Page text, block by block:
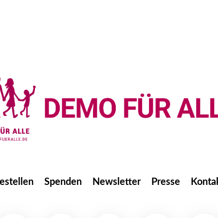
Spenden Newsletter Presse